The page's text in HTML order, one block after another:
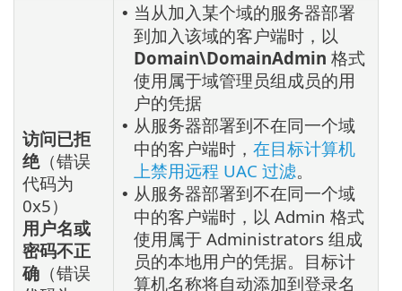
访问已拒
绝（错误
代码为
0x5）
用户名或
密码不正
确 （错误
• 当从加入某个域的服务器部署
到加入该域的客户端时，以
Domain\DomainAdmin 格式
使用属于域管理员组成员的用
户的凭据
• 从服务器部署到不在同一个域
中的客户端时， 在目标计算机
上禁用远程 UAC 过滤。
• 从服务器部署到不在同一个域
中的客户端时，以 Admin 格式
使用属于 Administrators 组成
员的本地用户的凭据。目标计
算机名称将自动添加到登录名